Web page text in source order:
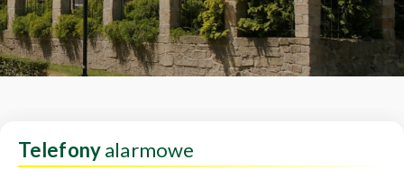
Telefonyalarmowe